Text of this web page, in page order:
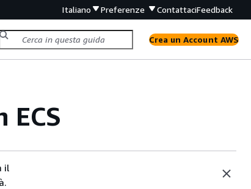
Italiano Preferenze ContattaciFeedback
Crea un Account AWS
il